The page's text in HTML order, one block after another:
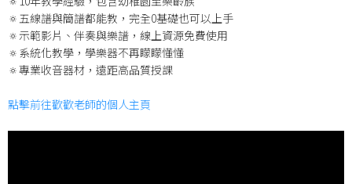
🔅五線譜與簡譜都能教，完全0基礎也可以上手
🔅示範影片、伴奏與樂譜，線上資源免費使用
🔅系統化教學，學樂器不再矇矇懂懂
🔅專業收音器材，遠距高品質授課
點擊前往歡歡老師的個人主頁